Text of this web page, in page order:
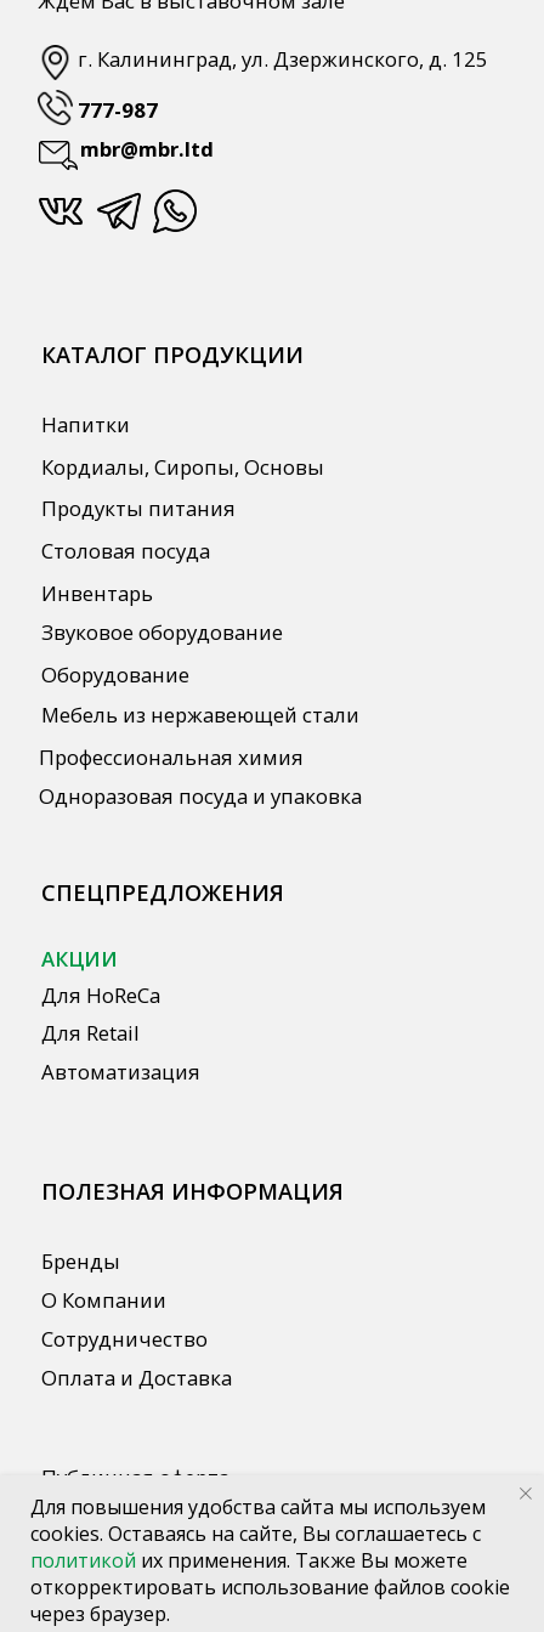
Для повышения удобства сайта мы используем
cookies. Оставаясь на сайте, Вы соглашаетесь с
политикой их применения. Также Вы можете
откорректировать использование файлов cookie
через браузер.